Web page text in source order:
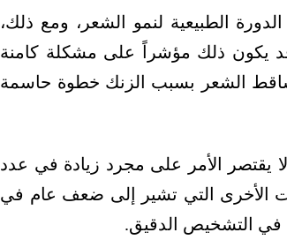
يومياً كجزء من الدورة الطبيعية لنمو الشعر، ومع ذلك،
يكون ذلك مؤشراً على مشكلة كامنة
الشعر بسبب الزنك خطوة حاسمة
الأمر على مجرد زيادة في عدد
الأخرى التي تشير إلى ضعف عام في
في التشخيص الدقيق.